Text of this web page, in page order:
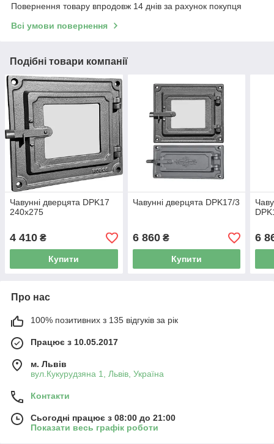
Повернення товару впродовж 14 днів за рахунок покупця
Всі умови повернення
Подібні товари компанії
Чавунні дверцята DPK17
240x275
4 410 ₴
Купити
Чавунні дверцята DPK17/3
6 860₴
Купити
6
Про нас
100% позитивних з 135 відгуків за рік
Працює з 10.05.2017
м. Львів
вул.Кукурудзяна 1, Львів, Україна
Контакти
Сьогодні працює з 08:00 до 21:00
Показати весь графік роботи